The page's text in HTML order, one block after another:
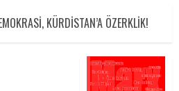
KÜRDİSTAN’A ÖZERKLİK!